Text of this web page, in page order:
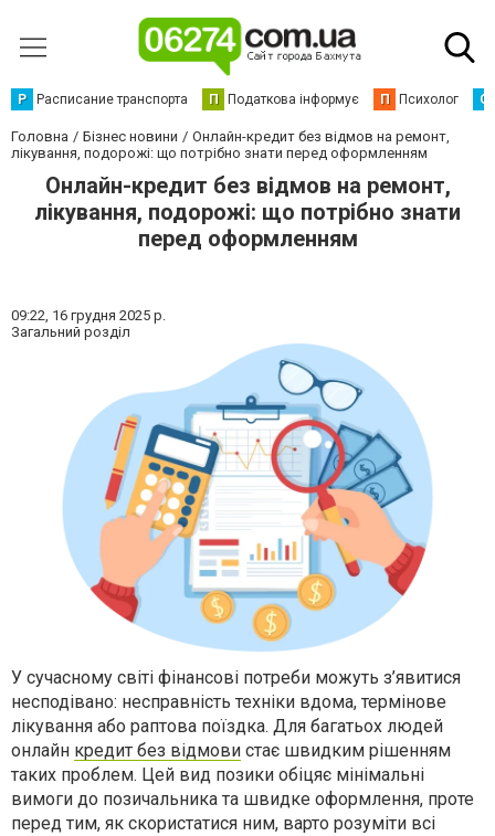
Р Расписание транспорта П Податкова інформує П Психолог С
Головна Бізнес новини
Онлайн-кредит без відмов на ремонт,
лікування, подорожі: що потрібно знати перед оформленням
Онлайн-кредит без відмов на ремонт,
лікування, подорожі: що потрібно знати
перед оформленням
09:22, 16 грудня 2025 р.
Загальний розділ
У сучасному світі фінансові потреби можуть з’явитися
несподівано: несправність техніки вдома, термінове
лікування або раптова поїздка. Для багатьох людей
онлайн кредит без відмови стає швидким рішенням
таких проблем. Цей вид позики обіцяє мінімальні
вимоги до позичальника та швидке оформлення, проте
перед тим, як скористатися ним, варто розуміти всі